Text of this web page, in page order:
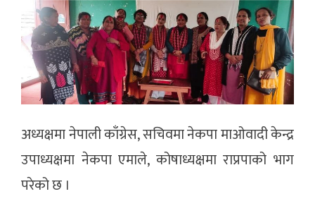
अध्यक्षमा नेपाली काँग्रेस, सचिवमा नेकपा माओवादी केन्द्र
उपाध्यक्षमा नेकपा एमाले, कोषाध्यक्षमा राप्रपाको भाग
परेको छ ।